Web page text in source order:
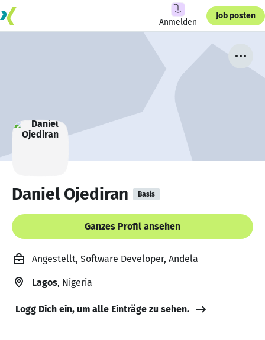
Anmelden
Job posten
Daniel Ojediran Basis
Ganzes Profil ansehen
Angestellt, Software Developer, Andela
Lagos, Nigeria
Logg Dich ein, um alle Einträge zu sehen.